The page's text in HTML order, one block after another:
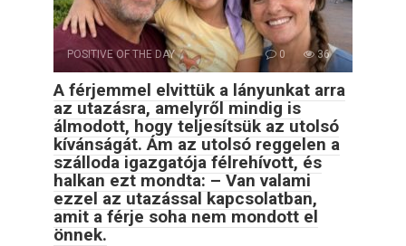
POSITIVE OF THE DAY 0 36
A férjemmel elvittük a lányunkat arra
az utazásra, amelyről mindig is
álmodott, hogy teljesítsük az utolsó
kívánságát. Ám az utolsó reggelen a
szálloda igazgatója félrehívott, és
halkan ezt mondta: – Van valami
ezzel az utazással kapcsolatban,
amit a férje soha nem mondott el
önnek.